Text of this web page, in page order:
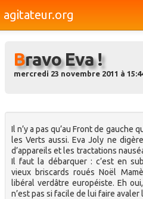
agitateur.org
Bourges & le Cher
Médias
Dossiers
Brèves
Bravo Eva !
mercredi 23 novembre 2011 à
Il n’y a pas qu’au Front de gauche
les Verts aussi. Eva Joly ne
d’appareils et les tractations
Il faut la débarquer : c’est en
vieux briscards roués Noël
libéral verdâtre européiste. Eh
n’est pas si facile de lui faire